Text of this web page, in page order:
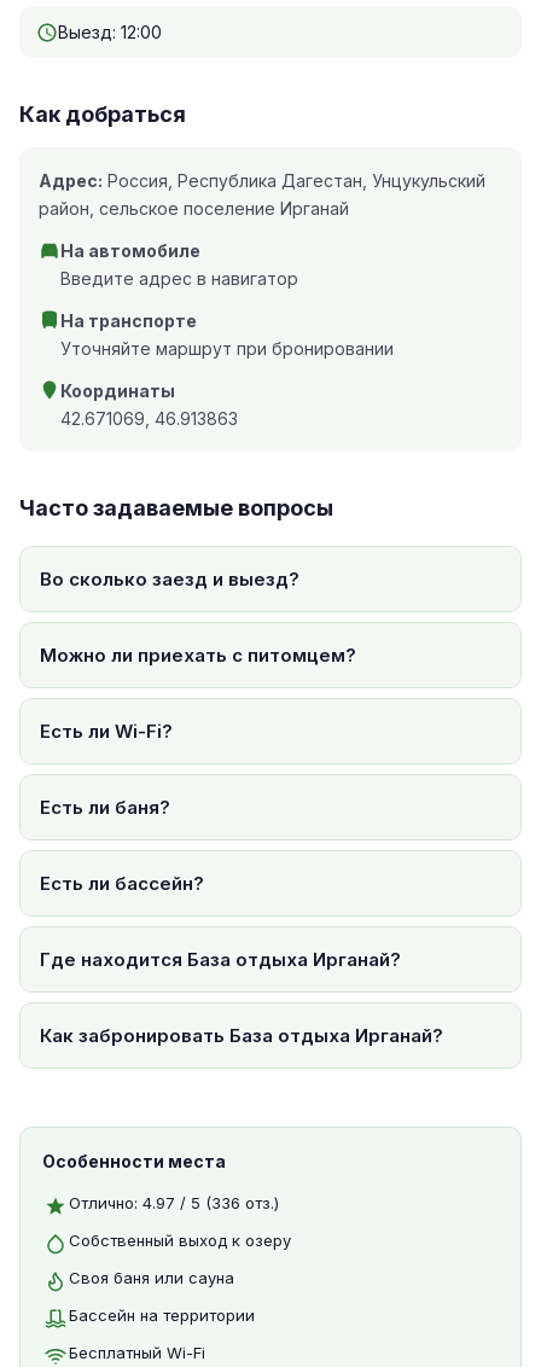
Выезд: 12:00
Как добраться
Адрес: Россия, Республика Дагестан, Унцукульский
район, сельское поселение Ирганай
На автомобиле
Введите адрес в навигатор
На транспорте
Уточняйте маршрут при бронировании
Координаты
42.671069, 46.913863
Часто задаваемые вопросы
Во сколько заезд и выезд?
Можно ли приехать с питомцем?
Есть ли Wi-Fi?
Есть ли баня?
Есть ли бассейн?
Где находится База отдыха Ирганай?
Как забронировать База отдыха Ирганай?
Особенности места
Отлично: 4.97 / 5 (336 отз.)
Собственный выход к озеру
Своя баня или сауна
Бассейн на территории
Бесплатный Wi-Fi